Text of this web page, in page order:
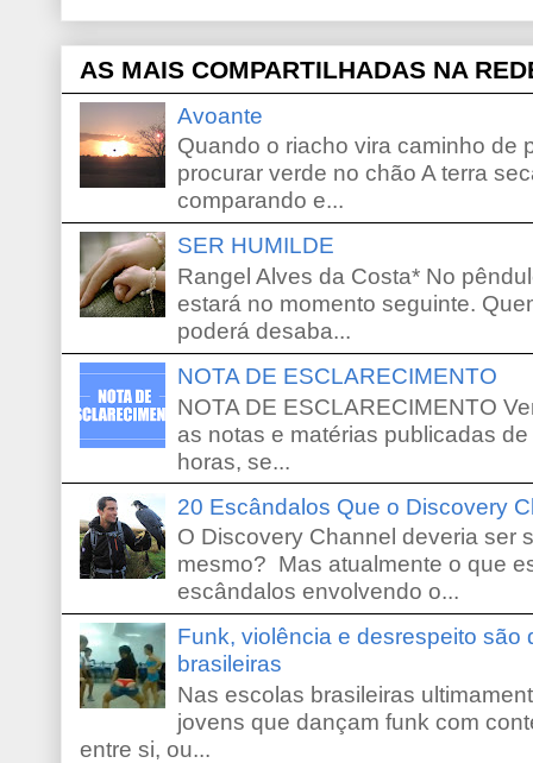
AS MAIS COMPARTILHADAS NA
Avoante
Quando o riacho vira caminho de
procurar verde no chão A terra
comparando e...
SER HUMILDE
Rangel Alves da Costa* No
estará no momento seguinte.
poderá desaba...
NOTA DE ESCLARECIMENTO
NOTA DE ESCLARECIMENTO
as notas e matérias publicadas
horas, se...
20 Escândalos Que o Discovery
O Discovery Channel deveria ser
mesmo? Mas atualmente o que
escândalos envolvendo o...
Funk, violência e desrespeito são
brasileiras
Nas escolas brasileiras
jovens que dançam funk com
entre si, ou...